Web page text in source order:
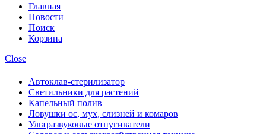
Главная
Новости
Поиск
Корзина
Close
Автоклав-стерилизатор
Светильники для растений
Капельный полив
Ловушки ос, мух, слизней и комаров
Ультразвуковые отпугиватели